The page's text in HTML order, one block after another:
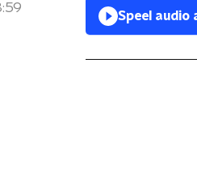
Speel audio